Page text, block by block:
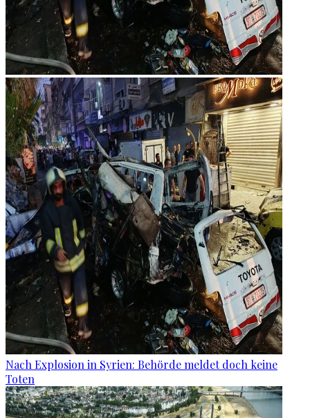
Nach Explosion in Syrien: Behörde meldet doch keine
Toten